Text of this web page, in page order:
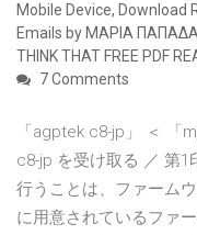
Mobile Device, Download
Emails by ΜΑΡΙΑ
THINK THAT FREE PDF
7 Comments
「agptek c8-jp」 ＜ 「
c8-jp を受け取る ／ 第1
行うことは、ファーム
に用意されているファ